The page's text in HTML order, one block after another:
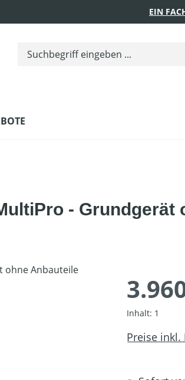
EIN
- Grundgerät
Inhalt: 1
Preise inkl.